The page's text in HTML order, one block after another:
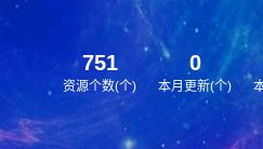
751
资源个数(个)
0
本月更新(个)